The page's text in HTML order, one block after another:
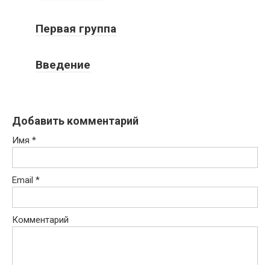
Первая группа
Введение
Добавить комментарий
Имя *
Email *
Комментарий